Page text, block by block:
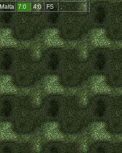
Malta 7:0 4:0 FS .